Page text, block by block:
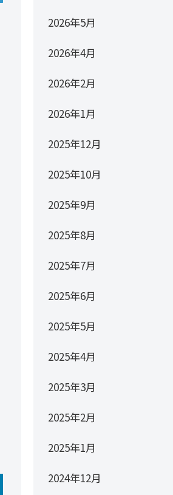
2026年5月
2026年4月
2026年2月
2026年1月
2025年12月
2025年10月
2025年9月
2025年8月
2025年7月
2025年6月
2025年5月
2025年4月
2025年3月
2025年2月
2025年1月
2024年12月